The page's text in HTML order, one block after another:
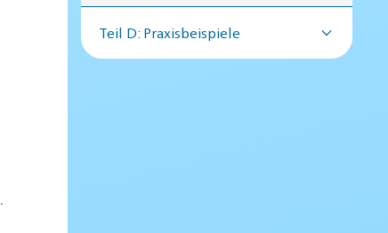
Teil D: Praxisbeispiele